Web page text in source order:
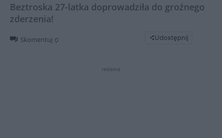
Beztroska 27-latka doprowadziła do groźnego
zderzenia!
Skomentuj 0 Udostępnij
reklama